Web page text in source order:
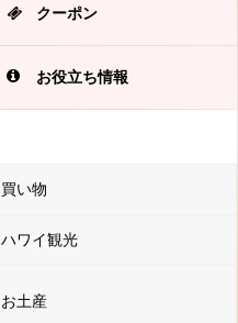
クーポン
お役立ち情報
買い物
ハワイ観光
お土産